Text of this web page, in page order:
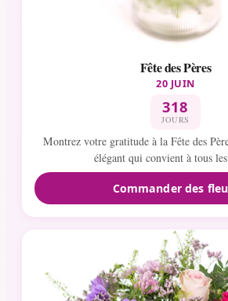
Fête des Pères
20 JUIN
318
JOURS
Montrez votre gratitude à la Fête des
élégant qui convient à tous
Commander des